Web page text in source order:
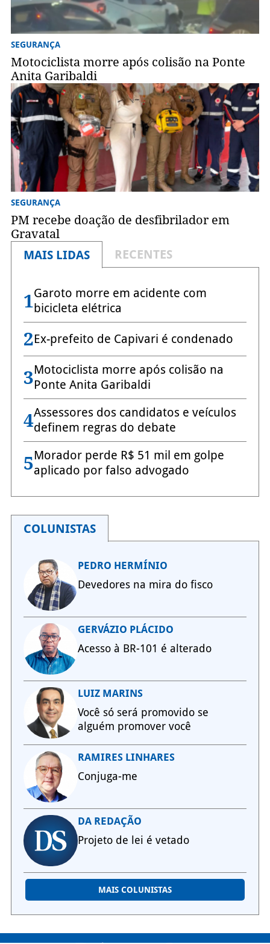
SEGURANÇA
Motociclista morre após colisão na Ponte
Anita Garibaldi
SEGURANÇA
PM recebe doação de desfibrilador em
Gravatal
MAIS LIDAS
RECENTES
1Garoto morre em acidente com
bicicleta elétrica
2Ex-prefeito de Capivari é condenado
3Motociclista morre após colisão na
Ponte Anita Garibaldi
4Assessores dos candidatos e veículos
definem regras do debate
5Morador perde R$ 51 mil em golpe
aplicado por falso advogado
COLUNISTAS
PEDRO HERMÍNIO
Devedores na mira do fisco
GERVÁZIO PLÁCIDO
Acesso à BR-101 é alterado
LUIZ MARINS
Você só será promovido se
alguém promover você
RAMIRES LINHARES
Conjuga-me
DA REDAÇÃO
Projeto de lei é vetado
MAIS COLUNISTAS